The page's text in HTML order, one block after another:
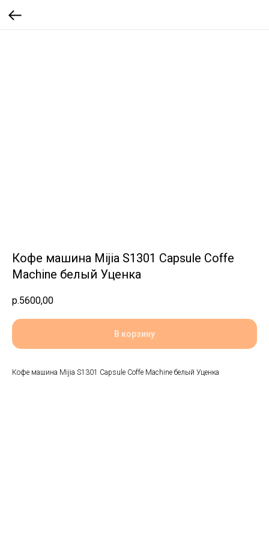
Кофе машина Mijia S1301 Capsule Coffe
Machine белый Уценка
р.5600,00
В корзину
Кофе машина Mijia S1301 Capsule Coffe Machine белый Уценка